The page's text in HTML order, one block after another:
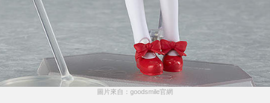
圖片來自：goodsmile官網